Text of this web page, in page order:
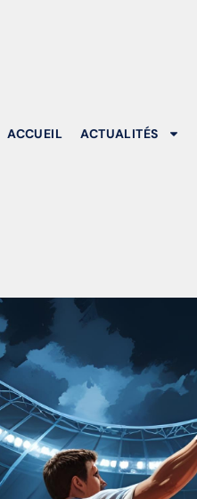
ACCUEIL ACTUALITÉS